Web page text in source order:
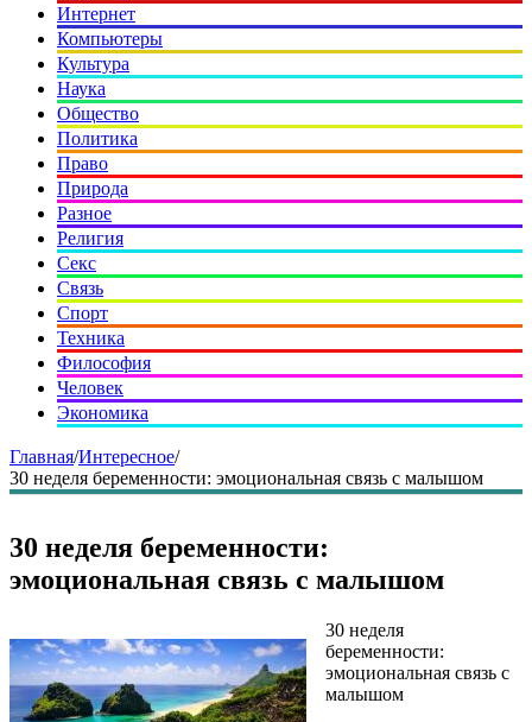
Интернет
Компьютеры
Культура
Наука
Общество
Политика
Право
Природа
Разное
Религия
Секс
Связь
Спорт
Техника
Философия
Человек
Экономика
Главная/Интересное/
30 неделя беременности: эмоциональная связь с малышом
30 неделя беременности:
эмоциональная связь с малышом
30 неделя
беременности:
эмоциональная связь с
малышом